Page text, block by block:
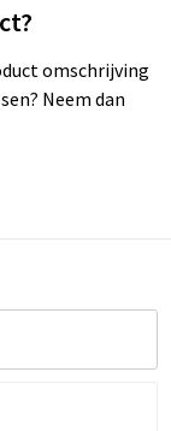
omschrijving
Neem dan